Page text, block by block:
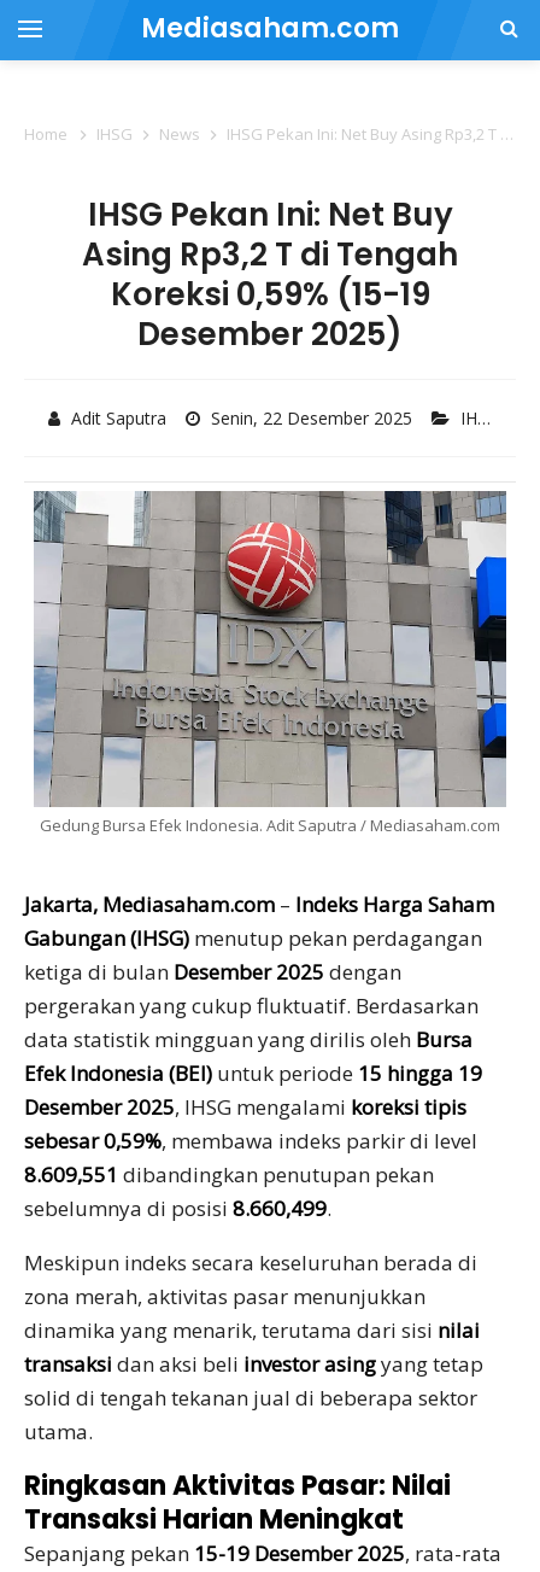
Mediasaham.com
Home IHSG News IHSG Pekan Ini: Net Buy Asing Rp3,2 T di Tengah Koreksi 0,59% (15-19 Desember 2025)
IHSG Pekan Ini: Net Buy
Asing Rp3,2 T di Tengah
Koreksi 0,59% (15-19
Desember 2025)
Adit Saputra Senin, 22 Desember 2025 IHSG
Gedung Bursa Efek Indonesia. Adit Saputra / Mediasaham.com
Jakarta, Mediasaham.com – Indeks Harga Saham
Gabungan (IHSG) menutup pekan perdagangan
ketiga di bulan Desember 2025 dengan
pergerakan yang cukup fluktuatif. Berdasarkan
data statistik mingguan yang dirilis oleh Bursa
Efek Indonesia (BEI) untuk periode 15 hingga 19
Desember 2025, IHSG mengalami koreksi tipis
sebesar 0,59%, membawa indeks parkir di level
8.609,551 dibandingkan penutupan pekan
sebelumnya di posisi 8.660,499.
Meskipun indeks secara keseluruhan berada di
zona merah, aktivitas pasar menunjukkan
dinamika yang menarik, terutama dari sisi nilai
transaksi dan aksi beli investor asingyang tetap
solid di tengah tekanan jual di beberapa sektor
utama.
Ringkasan Aktivitas Pasar: Nilai
Transaksi Harian Meningkat
Sepanjang pekan 15-19 Desember 2025, rata-rata